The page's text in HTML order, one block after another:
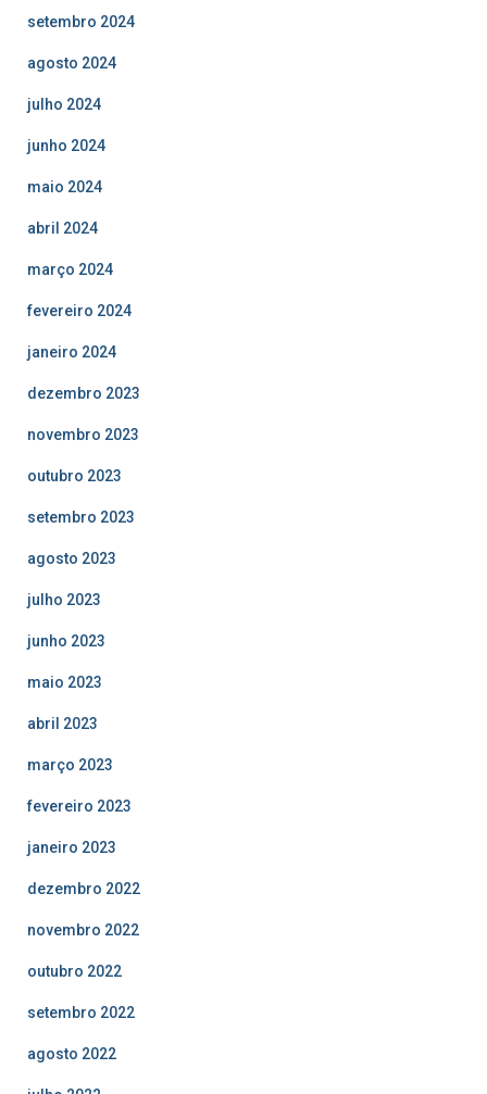
setembro 2024
agosto 2024
julho 2024
junho 2024
maio 2024
abril 2024
março 2024
fevereiro 2024
janeiro 2024
dezembro 2023
novembro 2023
outubro 2023
setembro 2023
agosto 2023
julho 2023
junho 2023
maio 2023
abril 2023
março 2023
fevereiro 2023
janeiro 2023
dezembro 2022
novembro 2022
outubro 2022
setembro 2022
agosto 2022